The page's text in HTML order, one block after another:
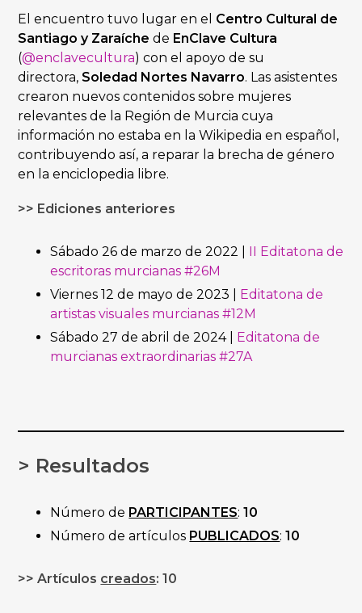
El encuentro tuvo lugar en el Centro Cultural de
Santiago y Zaraíchede EnClave Cultura
(@enclavecultura) con el apoyo de su
directora, Soledad Nortes Navarro. Las asistentes
crearon nuevos contenidos sobre mujeres
relevantes de la Región de Murcia cuya
información no estaba en la Wikipedia en español,
contribuyendo así, a reparar la brecha de género
en la enciclopedia libre.
>> Ediciones anteriores
Sábado 26 de marzo de 2022 | II Editatona de
escritoras murcianas #26M
Viernes 12 de mayo de 2023 | Editatona de
artistas visuales murcianas #12M
Sábado 27 de abril de 2024 | Editatona de
murcianas extraordinarias #27A
> Resultados
Número de PARTICIPANTES:10
Número de artículos PUBLICADOS:10
>> Artículos creados: 10